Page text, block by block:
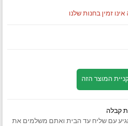
זמין בחנות שלנו
המוצר הזה
קבלה
עם שליח עד הבית ואתם משלמים את